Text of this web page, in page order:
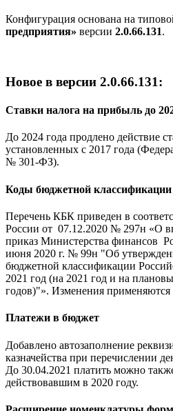
Конфигурация основана на
предприятия» версии 2.0.66.131.
Новое в версии 2.0.66.131:
Ставки налога на прибыль до
До 2024 года продлено действие
установленных с 2017 года
№ 301-ФЗ).
Коды бюджетной классификации
Перечень КБК приведен в
России от 07.12.2020 № 297н «О
приказ Министерства финансов
июня 2020 г. № 99н "Об
бюджетной классификации
2021 год (на 2021 год и на
годов)"». Изменения применяются
Платежи в бюджет
Добавлено автозаполнение
казначейства при перечислении
До 30.04.2021 платить можно
действовавшим в 2020 году.